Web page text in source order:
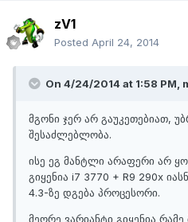
zV1
Posted April 24, 2014
On 4/24/2014 at 1:58 PM,
მგონი ჯერ არ გაუკეთებიათ,
შესაძლებლობა.
ისე ეგ მანტლი არაფერი არ
გიყენია i7 3770 + R9 290x
4.3-ზე დგება პროცესორი.
მეორე ვარიანტი გიყენია